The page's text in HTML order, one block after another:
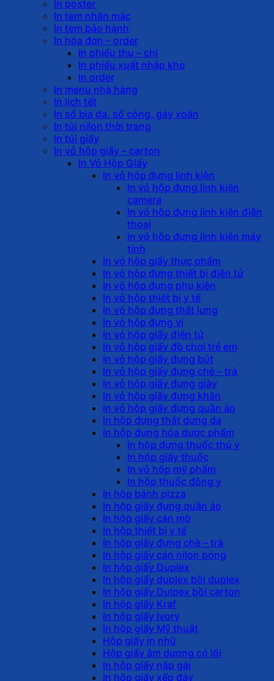
In poster
In tem nhãn mác
In tem bảo hành
In hóa đơn – order
In phiếu thu – chi
In phiếu xuất nhập kho
In order
In menu nhà hàng
In lịch tết
In sổ bìa da, sổ còng, gáy xoắn
In túi nilon thời trang
In túi giấy
In vỏ hộp giấy – carton
In Vỏ Hộp Giấy
In vỏ hộp đựng linh kiện
In vỏ hộp đựng linh kiện
camera
In vỏ hộp đựng linh kiện điện
thoại
In vỏ hộp đựng linh kiện máy
tính
In vỏ hộp giấy thực phẩm
In vỏ hộp đựng thiết bị điện tử
In vỏ hộp đựng phụ kiện
In vỏ hộp thiết bị y tế
In vỏ hộp đựng thắt lưng
In vỏ hộp đựng ví
In vỏ hộp giấy điện tử
In vỏ hộp giấy đồ chơi trẻ em
In vỏ hộp giấy đựng bút
In vỏ hộp giấy đựng chè – trà
In vỏ hộp giấy đựng giày
In vỏ hộp giấy đựng khăn
In vỏ hộp giấy đựng quần áo
In hộp đựng thắt dưng da
In hộp đựng hóa dược phẩm
In hộp đựng thuốc thú y
In hộp giấy thuốc
In vỏ hộp mỹ phẩm
In hộp thuốc đông y
In hộp bánh pizza
In hộp giấy đựng quần áo
In hộp giấy cán mờ
In hộp thiết bị y tế
In hộp giấy đựng chè – trà
In hộp giấy cán nilon bóng
In hộp giấy Duplex
In hộp giấy duplex bồi duplex
In hộp giấy Dulpex bồi carton
In hộp giấy Kraf
In hộp giấy Ivory
In hộp giấy Mỹ thuật
Hộp giấy in nhũ
Hộp giấy âm dương có lõi
In hộp giấy nắp gài
In hộp giấy xếp đáy